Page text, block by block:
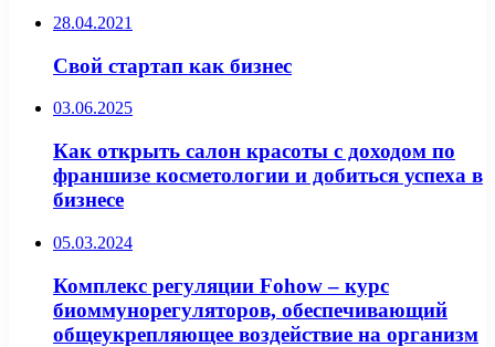
28.04.2021
Свой стартап как бизнес
03.06.2025
Как открыть салон красоты с доходом по
франшизе косметологии и добиться успеха в
бизнесе
05.03.2024
Комплекс регуляции Fohow – курс
биоммунорегуляторов, обеспечивающий
общеукрепляющее воздействие на организм